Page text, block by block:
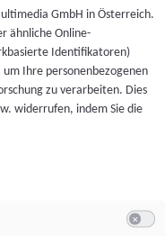
GmbH in Österreich.
ähnliche Online-
Identifikatoren)
Ihre personenbezogenen
zu verarbeiten. Dies
widerrufen, indem Sie die